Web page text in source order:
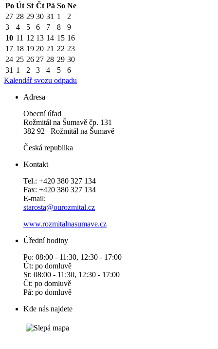
Po Út St Čt Pá So Ne
27 28 29 30 31 1
2
3
4 5 6 7 8
9
10 11 12 13 14 15 16
17 18 19 20 21 22 23
24 25 26 27 28 29 30
31 1 2 3 4 5
6
Kalendář svozu odpadu
Adresa
Obecní úřad
Rožmitál na Šumavě čp. 131
382 92 Rožmitál na Šumavě
Česká republika
Kontakt
Tel.: +420 380 327 134
Fax: +420 380 327 134
E-mail:
starosta@ourozmital.cz
www.rozmitalnasumave.cz
Úřední hodiny
Po: 08:00 - 11:30, 12:30 - 17:00
Út: po domluvě
St: 08:00 - 11:30, 12:30 - 17:00
Čt: po domluvě
Pá: po domluvě
Kde nás najdete